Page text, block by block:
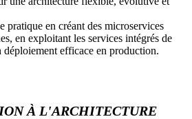
pratique en créant des microservices
en exploitant les services intégrés de
efficace en production.
À L'ARCHITECTURE